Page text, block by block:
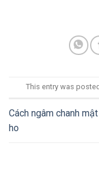
This entry was
Cách ngâm chanh
ho